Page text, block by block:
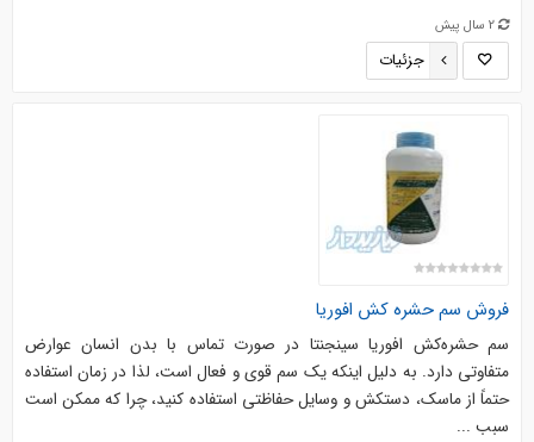
2 سال پیش
جزئیات
فروش سم حشره کش افوریا
سم حشره‌کش افوریا سینجنتا در صورت تماس با بدن انسان عوارض
متفاوتی دارد. به دلیل اینکه یک سم قوی و فعال است، لذا در زمان استفاده
حتماً از ماسک، دستکش و وسایل حفاظتی استفاده کنید، چرا که ممکن است
سبب ...